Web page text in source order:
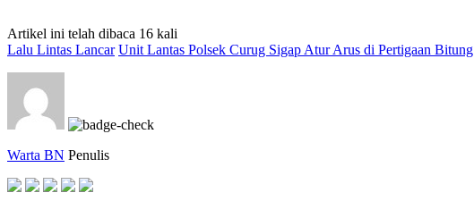
Artikel ini telah dibaca 16 kali
Lalu Lintas Lancar Unit Lantas Polsek Curug Sigap Atur Arus di Pertigaan Bitung
Warta BN Penulis